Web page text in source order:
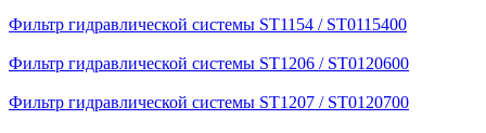
Фильтр гидравлической системы ST1154 / ST0115400
Фильтр гидравлической системы ST1206 / ST0120600
Фильтр гидравлической системы ST1207 / ST0120700